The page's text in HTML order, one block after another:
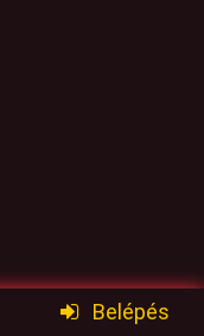
Belépés